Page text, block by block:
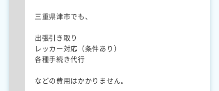
三重県津市でも、
出張引き取り
レッカー対応（条件あり）
各種手続き代行
などの費用はかかりません。